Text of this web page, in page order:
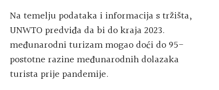
Na temelju podataka i informacija s tržišta,
UNWTO predviđa da bi do kraja 2023.
međunarodni turizam mogao doći do 95-
postotne razine međunarodnih dolazaka
turista prije pandemije.